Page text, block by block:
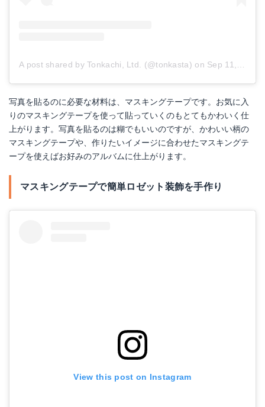
A post shared by Tonkachi, Ltd. (@tonkasta) on Sep 11, 2018 at 9:46pm PDT
写真を貼るのに必要な材料は、マスキングテープです。お気に入
りのマスキングテープを使って貼っていくのもとてもかわいく仕
上がります。写真を貼るのは糊でもいいのですが、かわいい柄の
マスキングテープや、作りたいイメージに合わせたマスキングテ
ープを使えばお好みのアルバムに仕上がります。
マスキングテープで簡単ロゼット装飾を手作り
View this post on Instagram